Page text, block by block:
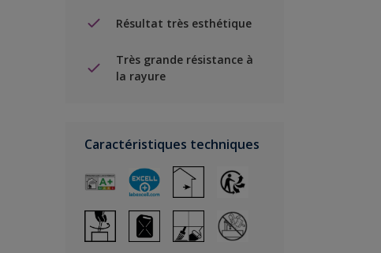
Résultat très esthétique
Très grande résistance à
la rayure
Caractéristiques techniques